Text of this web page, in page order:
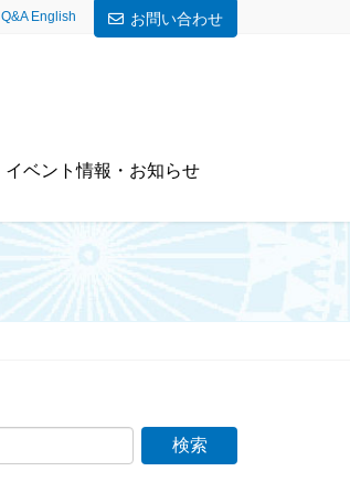
Q&A English お問い合わせ
イベント情報・お知らせ